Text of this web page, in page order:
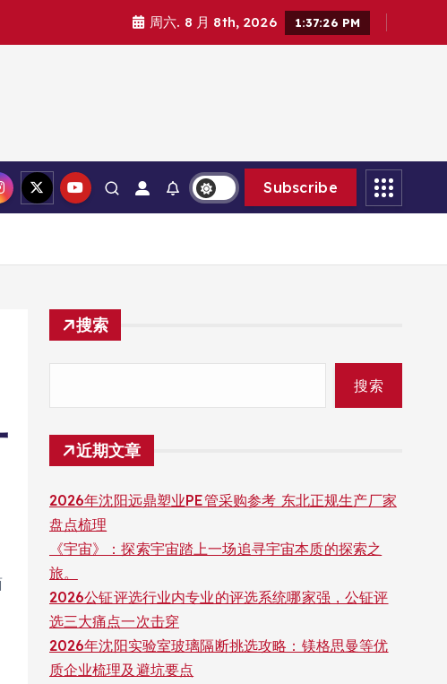
周六. 8 月 8th, 2026 1:37:27 PM
Subscribe
搜索
搜索
近期文章
2026年沈阳远鼎塑业PE管采购参考 东北正规生产厂家
盘点梳理
《宇宙》：探索宇宙踏上一场追寻宇宙本质的探索之
旅。
2026公钲评选行业内专业的评选系统哪家强，公钲评
选三大痛点一次击穿
2026年沈阳实验室玻璃隔断挑选攻略：镁格思曼等优
质企业梳理及避坑要点